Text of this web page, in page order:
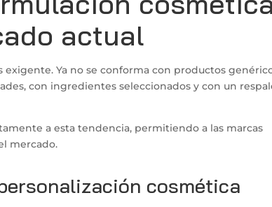
actual
Ya no se conforma con productos
con ingredientes seleccionados y con un
a esta tendencia, permitiendo a las marcas
mercado.
cosmética